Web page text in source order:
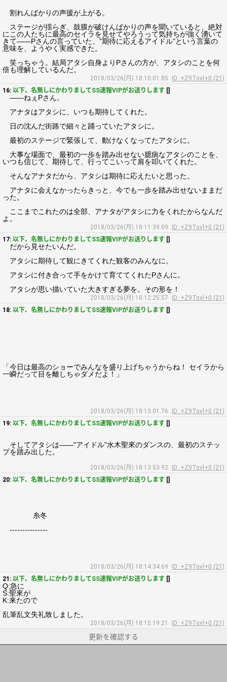
割れんばかりの声援が上がる。
ステージが揺らぎ、鼓膜が破けんばかりの声を聞いていると、絶対
にこの人たちに最高のセイラを見せてやろうって気持ちが強く湧いて
きて――Pさんの言っていた、"期待に応えるアイドル"という言葉の
意味を、ようやく実感できた。
笑っちゃう。結局アタシ自身よりPさんの方が、アタシのことを何
倍も理解しているんだ。
2018/03/26(月) 18:10:01.85
ID: +Z9Tsvl+0 (21)
16: 以下、名無しにかわりましてSS速報VIPがお送りします []
――ねぇPさん。
アナタはアタシに、いつも期待してくれた。
日の沈んだ街路で細々と踊っていたアタシに。
最初のステージで緊張して、動けなくなってたアタシに。
大事な場面で、最初の一歩を踏み出せない臆病なアタシのことを、
いつも信じて、期待して、行ってこいって肩を叩いてくれた。
そんなアナタだから、アタシは期待に応えたいと思った。
アナタに会えなかったらきっと、今でも一歩を踏み出せないままだ
った。
ここまでこれたのは全部、アナタがアタシに力をくれたからなんだ
よ。
2018/03/26(月) 18:11:39.09
ID: +Z9Tsvl+0 (21)
17: 以下、名無しにかわりましてSS速報VIPがお送りします []
だから見せたいんだ。
アタシに期待して観にきてくれた観客のみんなに。
アタシに付き合って手をかけて育ててくれたPさんに。
アタシが思い描いていた大きすぎる夢を。その形を！
2018/03/26(月) 18:12:25.57
ID: +Z9Tsvl+0 (21)
18: 以下、名無しにかわりましてSS速報VIPがお送りします []
「今日は最高のショーでみんなを盛り上げちゃうからね！ セイラから
一瞬だって目を離しちゃダメだよ！」
2018/03/26(月) 18:13:01.76
ID: +Z9Tsvl+0 (21)
19: 以下、名無しにかわりましてSS速報VIPがお送りします []
そしてアタシは――"アイドル"水木聖來のダンスの、最初のステッ
プを踏み出した。
2018/03/26(月) 18:13:53.92
ID: +Z9Tsvl+0 (21)
20: 以下、名無しにかわりましてSS速報VIPがお送りします []
糸冬
---------------
2018/03/26(月) 18:14:34.69
ID: +Z9Tsvl+0 (21)
21: 以下、名無しにかわりましてSS速報VIPがお送りします []
Q:急に
S:聖來が
K:来たので
乱筆乱文失礼致しました。
2018/03/26(月) 18:15:19.21 ID: +Z9Tsvl+0 (21)
更新を確認する